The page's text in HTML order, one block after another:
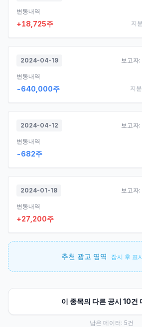
변동내역
+18,725주
지분
2024-04-19 보고자:
변동내역
-640,000주
지분
2024-04-12 보고자:
변동내역
-682주
2024-01-18 보고자:
변동내역
+27,200주
추천 광고 영역 잠시 후 표
이 종목의 다른 공시 10건
남은 데이터: 5건